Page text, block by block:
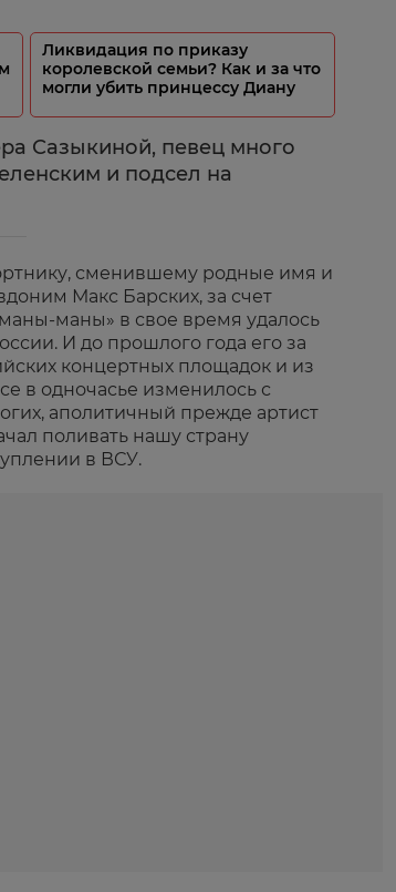
Ликвидация по приказу
королевской семьи? Как и за что
могли убить принцессу Диану
Сазыкиной, певец много
и подсел на
сменившему родные имя и
Макс Барских, за счет
маны» в свое время удалось
И до прошлого года его за
концертных площадок и из
в одночасье изменилось с
аполитичный прежде артист
поливать нашу страну
в ВСУ.